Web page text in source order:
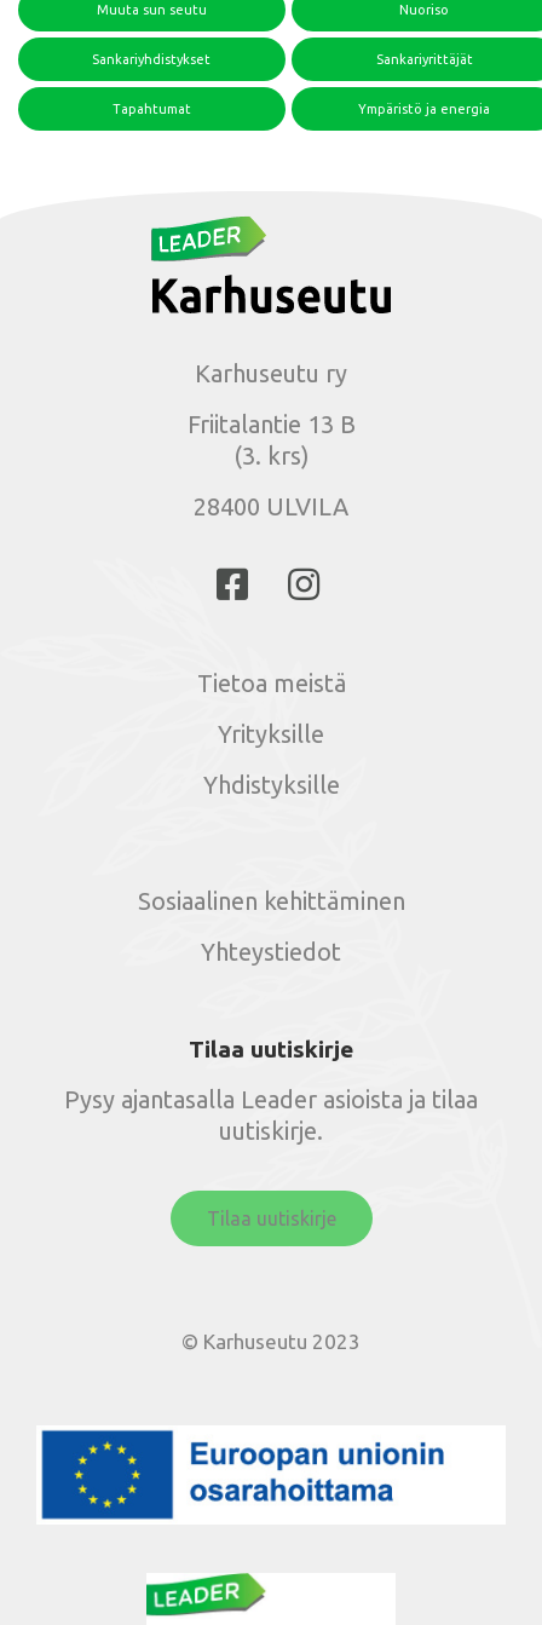
Muuta sun seutu Nuoriso
Sankariyhdistykset Sankariyrittäjät
Tapahtumat Ympäristö ja energia
Karhuseutu ry
Friitalantie 13 B
(3. krs)
28400 ULVILA
Tietoa meistä
Yrityksille
Yhdistyksille
Sosiaalinen kehittäminen
Yhteystiedot
Tilaa uutiskirje
Pysy ajantasalla Leader asioista ja tilaa
uutiskirje.
Tilaa uutiskirje
© Karhuseutu 2023